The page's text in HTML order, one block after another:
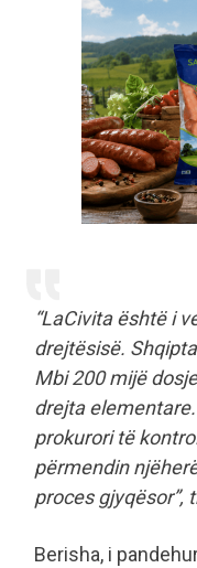
“LaCivita është i
drejtësisë.
Mbi 200 mijë
drejta
prokurori të
përmendin
proces gjyqësor”,
Berisha, i